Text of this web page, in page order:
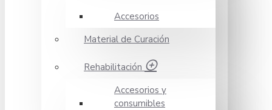
Accesorios
Material de Curación
Rehabilitación
Accesorios y
consumibles